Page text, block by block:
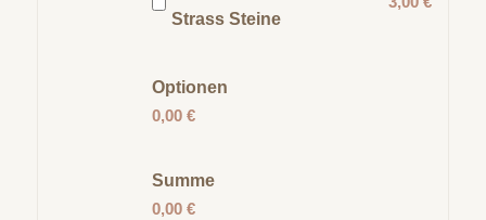
Strass Steine
Optionen
0,00 €
Summe
0,00 €